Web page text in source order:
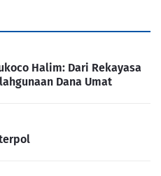
Halim: Dari Rekayasa
Dana Umat